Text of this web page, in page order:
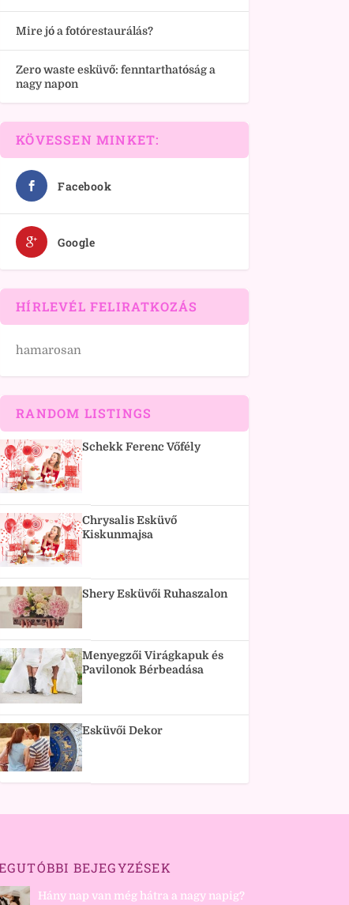
Mire jó a fotórestaurálás?
Zero waste esküvő: fenntarthatóság a
nagy napon
KÖVESSEN MINKET:
Facebook
Google
HÍRLEVÉL FELIRATKOZÁS
hamarosan
RANDOM LISTINGS
Schekk Ferenc Vőfély
Chrysalis Esküvő
Kiskunmajsa
Shery Esküvői Ruhaszalon
Menyegzői Virágkapuk és
Pavilonok Bérbeadása
Esküvői Dekor
BEJEGYZÉSEK
Hány nap van még hátra a nagy napig?